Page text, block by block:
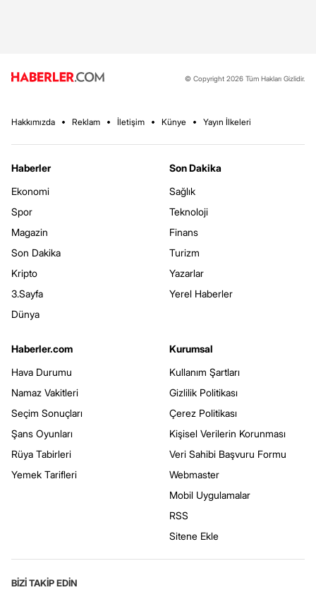
© Copyright 2026 Tüm Hakları Gizlidir.
Hakkımızda Reklam İletişim Künye Yayın İlkeleri
Haberler
Ekonomi
Spor
Magazin
Son Dakika
Kripto
3.Sayfa
Dünya
Son Dakika
Sağlık
Teknoloji
Finans
Turizm
Yazarlar
Yerel Haberler
Haberler.com
Hava Durumu
Namaz Vakitleri
Seçim Sonuçları
Şans Oyunları
Rüya Tabirleri
Yemek Tarifleri
Kurumsal
Kullanım Şartları
Gizlilik Politikası
Çerez Politikası
Kişisel Verilerin Korunması
Veri Sahibi Başvuru Formu
Webmaster
Mobil Uygulamalar
RSS
Sitene Ekle
BİZİ TAKİP EDİN